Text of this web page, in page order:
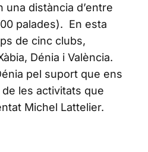
distància d’entre
palades). En esta
de cinc clubs,
Dénia i València.
pel suport que ens
les activitats que
Michel Lattelier.